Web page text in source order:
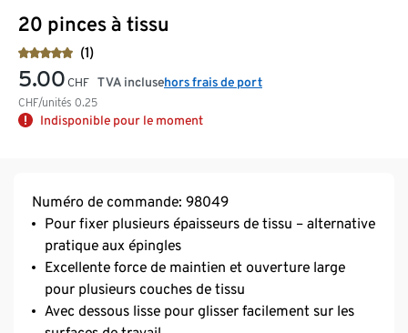
20 pinces à tissu
(1)
5.00 CHF
CHF/unités 0.25
TVA inclusehors frais de port
Indisponible pour le moment
Numéro de commande: 98049
Pour fixer plusieurs épaisseurs de tissu – alternative
pratique aux épingles
Excellente force de maintien et ouverture large
pour plusieurs couches de tissu
Avec dessous lisse pour glisser facilement sur les